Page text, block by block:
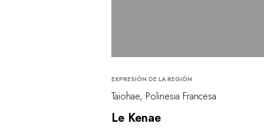
EXPRESIÓN DE LA REGIÓN
Taiohae, Polinesia Francesa
Le Kenae